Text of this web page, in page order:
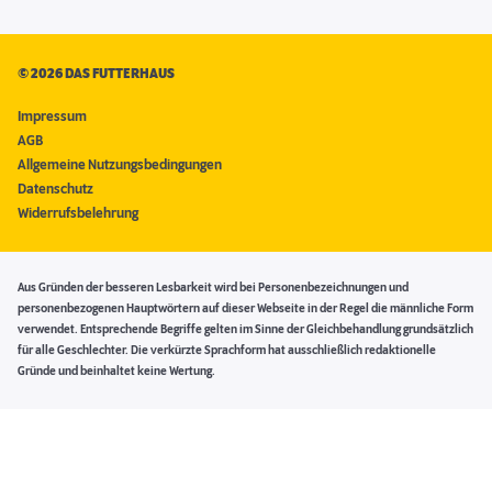
©2026 DAS FUTTERHAUS
Impressum
AGB
Allgemeine Nutzungsbedingungen
Datenschutz
Widerrufsbelehrung
Aus Gründen der besseren Lesbarkeit wird bei Personenbezeichnungen und
personenbezogenen Hauptwörtern auf dieser Webseite in der Regel die männliche Form
verwendet. Entsprechende Begriffe gelten im Sinne der Gleichbehandlung grundsätzlich
für alle Geschlechter. Die verkürzte Sprachform hat ausschließlich redaktionelle
Gründe und beinhaltet keine Wertung.